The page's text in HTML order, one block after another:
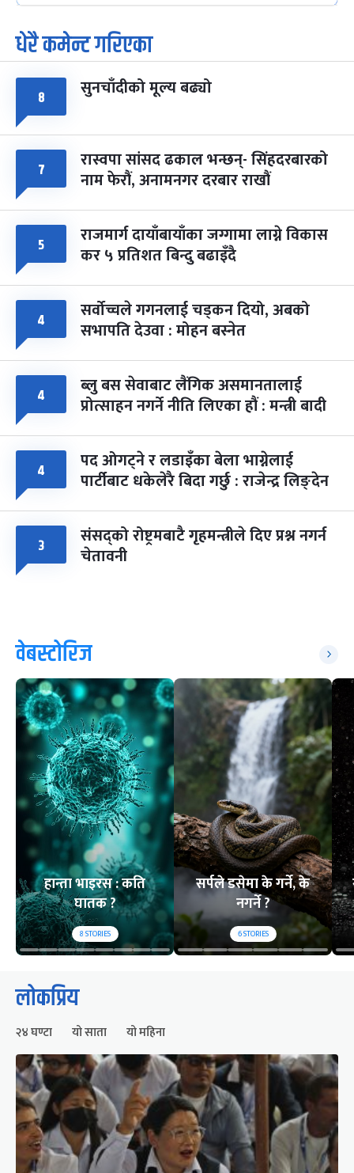
७
आइत
पूर्णिमा व्रत
चैत्र ७, २०८३-Mar 21, 2027
८ फागुपूर्णिमा
धेरै कमेन्ट गरिएका
८ सुनचाँदीको मूल्य बढ्यो
७ रास्वपा सांसद ढकाल भन्छन्- सिंहदरबारको
नाम फेरौं, अनामनगर दरबार राखौं
५ राजमार्ग दायाँबायाँका जग्गामा लाग्ने विकास
कर ५ प्रतिशत बिन्दु बढाइँदै
४ सर्वोच्चले गगनलाई चड्कन दियो, अबको
सभापति देउवा : मोहन बस्नेत
४ ब्लु बस सेवाबाट लैंगिक असमानतालाई
प्रोत्साहन नगर्ने नीति लिएका हौं : मन्त्री बादी
४ पद ओगट्ने र लडाइँका बेला भाग्नेलाई
पार्टीबाट धकेलेरै बिदा गर्छु : राजेन्द्र लिङ्देन
३ संसद्को रोष्ट्रमबाटै गृहमन्त्रीले दिए प्रश्न नगर्न
चेतावनी
वेबस्टोरिज
हान्ता भाइरस : कति
घातक ?
8STORIES
सर्पले डसेमा के गर्ने, के
नगर्ने ?
6STORIES
लोकप्रिय
२४ घण्टा यो साता यो महिना